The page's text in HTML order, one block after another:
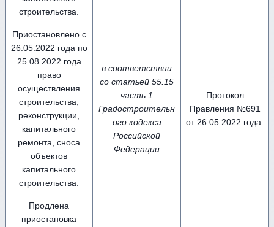
строительства.
Приостановлено с
26.05.2022 года по
25.08.2022 года
право
осуществления
строительства,
реконструкции,
капитального
ремонта, сноса
объектов
капитального
строительства.
в соответствии
со статьей 55.15
часть 1
Градостроительн
ого кодекса
Российской
Федерации
Протокол
Правления №691
от 26.05.2022 года.
Продлена
приостановка